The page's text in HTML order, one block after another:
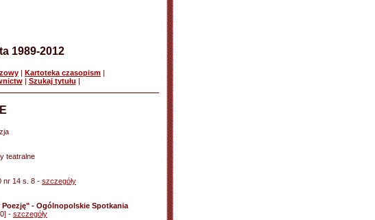
1989-2012
| Kartoteka czasopism |
| Szukaj tytułu |
teatralne
nr 14 s. 8 - szczegóły
Poezję" - Ogólnopolskie Spotkania
- szczegóły